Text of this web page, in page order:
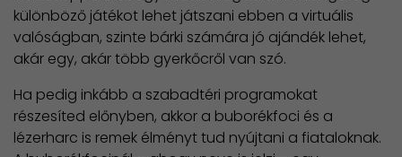
különböző játékot lehet játszani ebben a virtuális
valóságban, szinte bárki számára jó ajándék lehet,
akár egy, akár több gyerkőcről van szó.
Ha pedig inkább a szabadtéri programokat
részesíted előnyben, akkor a buborékfoci és a
lézerharc is remek élményt tud nyújtani a fiataloknak.